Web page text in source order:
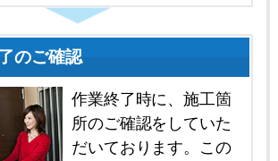
のご確認
作業終了時に、施工箇
所のご確認をしていた
だいております。この